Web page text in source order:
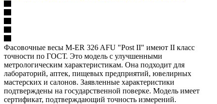
Фасовочные весы M-ER 326 AFU "Post II" имеют II класс
точности по ГОСТ. Это модель с улучшенными
метрологическим характеристикам. Она подходит для
лабораторий, аптек, пищевых предприятий, ювелирных
мастерских и салонов. Заявленные характеристики
подтверждены на государственной поверке. Модель имеет
сертификат, подтверждающий точность измерений.